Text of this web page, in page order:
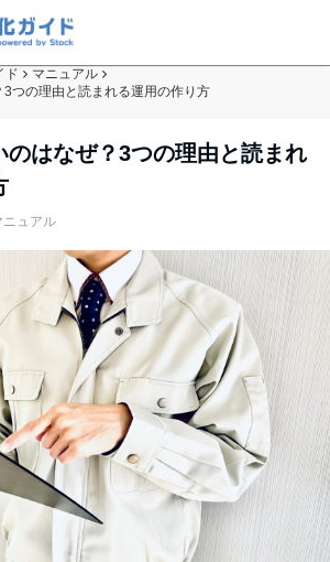
ド
マニュアル
つの理由と読まれる運用の作り方
のはなぜ？3つの理由と読まれ
ニュアル